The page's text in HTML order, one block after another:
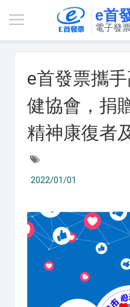
e首
電子發
e首發票攜
健協會，捐
精神康復者
2022/01/01